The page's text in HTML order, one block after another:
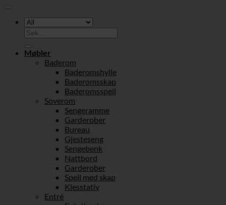
Søk
etter:
Møbler
Baderom
Baderomshylle
Baderomsskap
Baderomsspeil
Soverom
Sengeramme
Garderober
Bureau
Gjesteseng
Sengebenk
Nattbord
Garderober
Speil med skap
Klesstativ
Entré